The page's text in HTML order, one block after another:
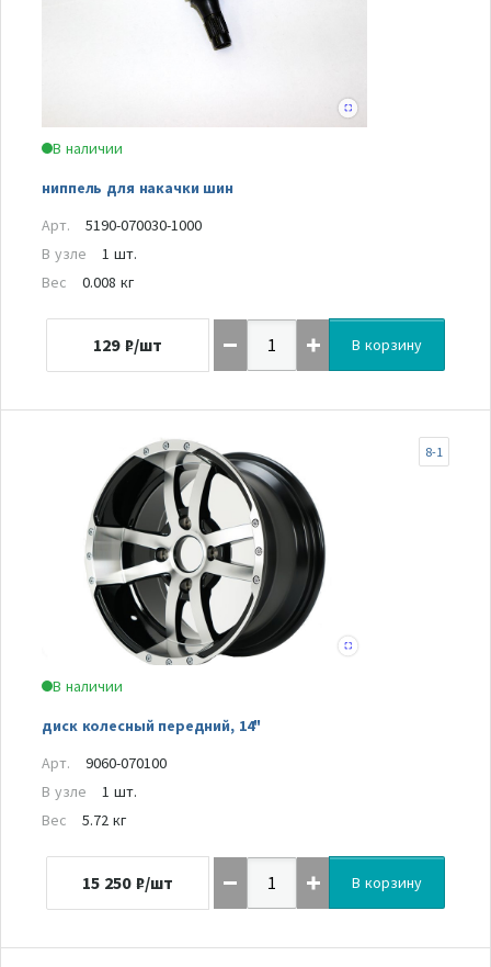
В наличии
ниппель для накачки шин
Арт.
5190-070030-1000
В узле
1 шт.
Вес
0.008 кг
129 ₽/шт В корзину
В наличии
диск колесный передний, 14"
8-1
Арт.
9060-070100
В узле
1 шт.
Вес
5.72 кг
15 250 ₽/шт В корзину